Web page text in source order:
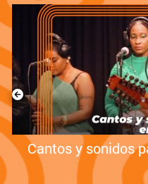
Cantos y sonidos